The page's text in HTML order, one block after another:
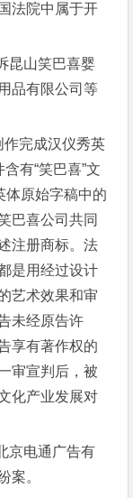
法院中属于开
昆山笑巴喜婴
品有限公司等
作完成汉仪秀英
有“笑巴喜”文
体原始字稿中的
巴喜公司共同
注册商标。法
是用经过设计
艺术效果和审
未经原告许
享有著作权的
审宣判后，被
化产业发展对
京电通广告有
案。